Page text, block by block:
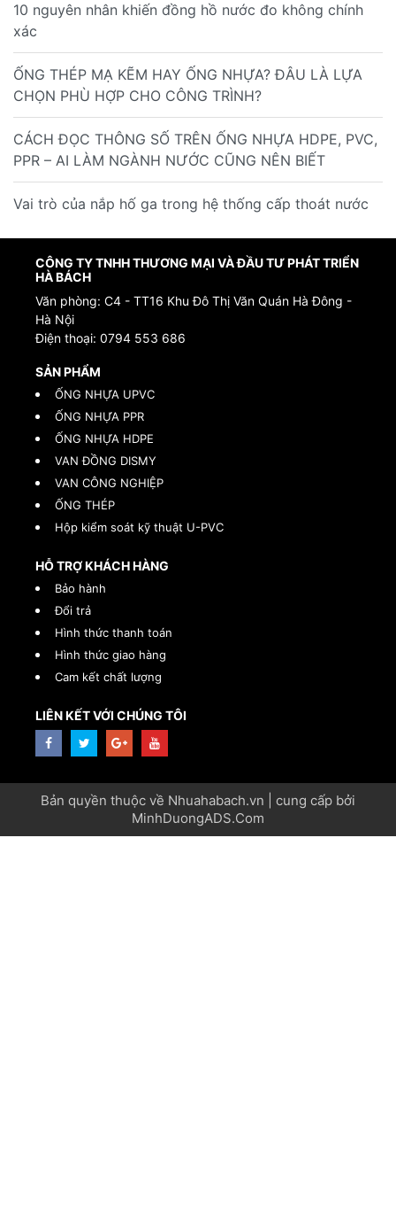
10 nguyên nhân khiến đồng hồ nước đo không chính
xác
ỐNG THÉP MẠ KẼM HAY ỐNG NHỰA? ĐÂU LÀ LỰA
CHỌN PHÙ HỢP CHO CÔNG TRÌNH?
CÁCH ĐỌC THÔNG SỐ TRÊN ỐNG NHỰA HDPE, PVC,
PPR – AI LÀM NGÀNH NƯỚC CŨNG NÊN BIẾT
Vai trò của nắp hố ga trong hệ thống cấp thoát nước
CÔNG TY TNHH THƯƠNG MẠI VÀ ĐẦU TƯ PHÁT TRIỂN
HÀ BÁCH
Văn phòng: C4 - TT16 Khu Đô Thị Văn Quán Hà Đông -
Hà Nội
Điện thoại: 0794 553 686
SẢN PHẨM
ỐNG NHỰA UPVC
ỐNG NHỰA PPR
ỐNG NHỰA HDPE
VAN ĐỒNG DISMY
VAN CÔNG NGHIỆP
ỐNG THÉP
Hộp kiểm soát kỹ thuật U-PVC
HỖ TRỢ KHÁCH HÀNG
Bảo hành
Đổi trả
Hình thức thanh toán
Hình thức giao hàng
Cam kết chất lượng
LIÊN KẾT VỚI CHÚNG TÔI
Bản quyền thuộc về Nhuahabach.vn | cung cấp bởi
MinhDuongADS.Com